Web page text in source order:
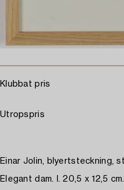
Klubbat pris
Utropspris
Einar Jolin, blyertsteckning,
Elegant dam. I. 20,5 x 12,5 cm.